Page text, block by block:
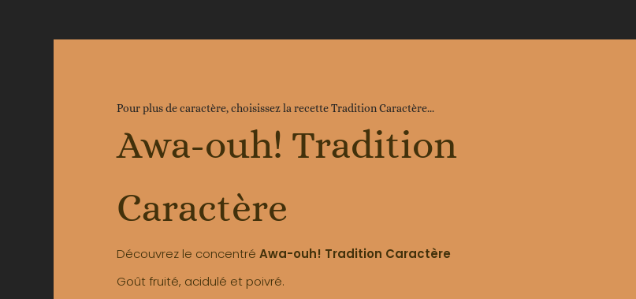
Pour plus de caractère, choisissez la recette Tradition Caractère...
Awa-ouh! Tradition
Caractère
Découvrez le concentré Awa-ouh! Tradition Caractère
Goût fruité, acidulé et poivré.